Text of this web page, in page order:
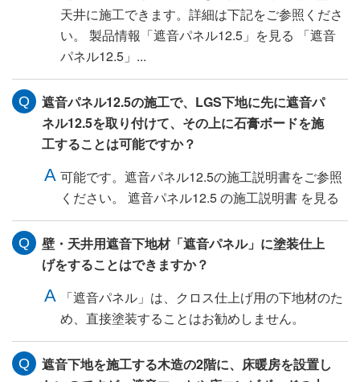
天井に施工できます。詳細は下記をご参照くださ
い。 製品情報「遮音パネル12.5」を見る 「遮音
パネル12.5」...
遮音パネル12.5の施工で、LGS下地に先に遮音パ
ネル12.5を取り付けて、その上に石膏ボードを施
工することは可能ですか？
可能です。遮音パネル12.5の施工説明書をご参照
ください。 遮音パネル12.5 の施工説明書 を見る
壁・天井用遮音下地材「遮音パネル」に塗装仕上
げをすることはできますか？
「遮音パネル」は、クロス仕上げ用の下地材のた
め、直接塗装することはお勧めしません。
遮音下地を施工する木造の2階に、床暖房を設置し